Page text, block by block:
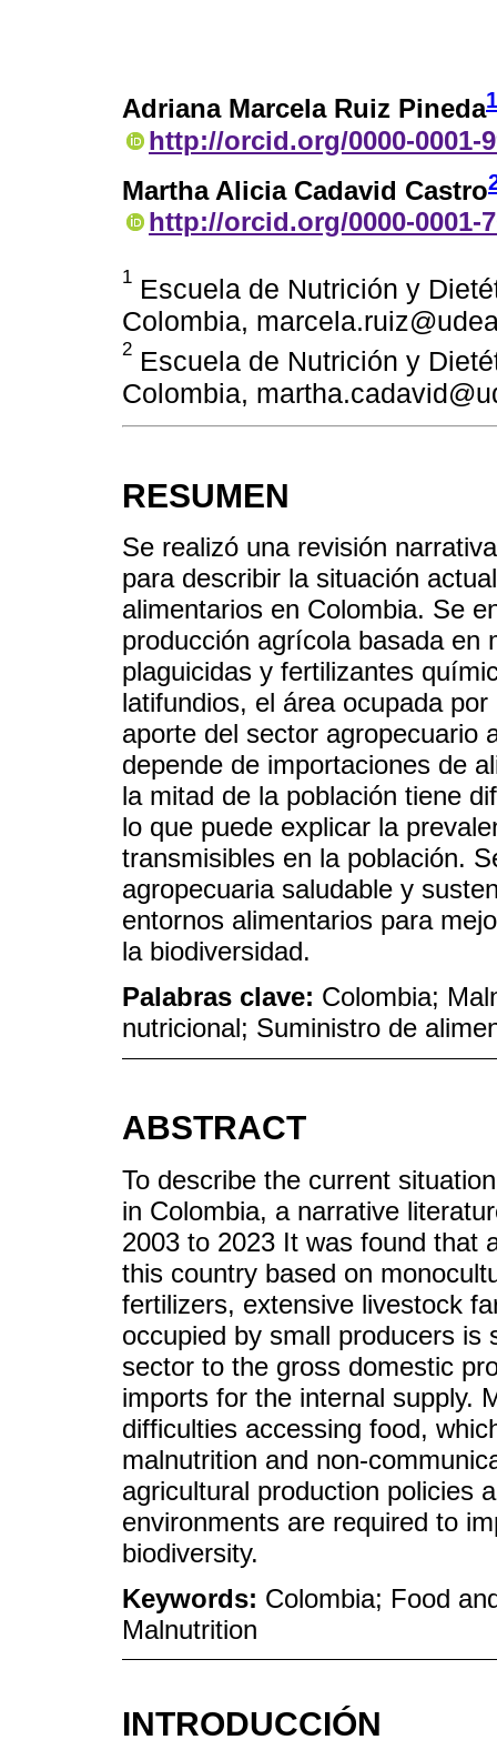
Adriana Marcela Ruiz Pineda1
http://orcid.org/0000-0001-
Martha Alicia Cadavid Castro
http://orcid.org/0000-0001-
1 Escuela de Nutrición y
Colombia,
2 Escuela de Nutrición y
Colombia,
RESUMEN
Se realizó una revisión
para describir la situación
alimentarios en Colombia. Se
producción agrícola basada en
plaguicidas y fertilizantes
latifundios, el área ocupada
aporte del sector agropecuario
depende de importaciones de
la mitad de la población tiene
lo que puede explicar la
transmisibles en la población.
agropecuaria saludable y
entornos alimentarios para
la biodiversidad.
Palabras clave: Colombia;
nutricional; Suministro de
ABSTRACT
To describe the current
in Colombia, a narrative
2003 to 2023 It was found that
this country based on
fertilizers, extensive livestock
occupied by small producers is
sector to the gross domestic
imports for the internal supply.
difficulties accessing food,
malnutrition and non-
agricultural production policies
environments are required to
biodiversity.
Keywords: Colombia; Food
Malnutrition
INTRODUCCIÓN